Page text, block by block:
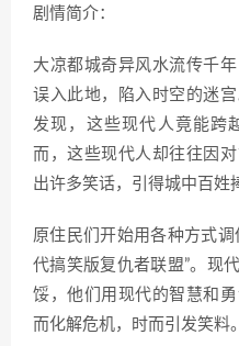
剧情简介：
大凉都城奇异风水流传千
误入此地，陷入时空的迷
发现，这些现代人竟能跨
而，这些现代人却往往因
出许多笑话，引得城中百姓
原住民们开始用各种方式
代搞笑版复仇者联盟”。现
馁，他们用现代的智慧和
而化解危机，时而引发笑料。